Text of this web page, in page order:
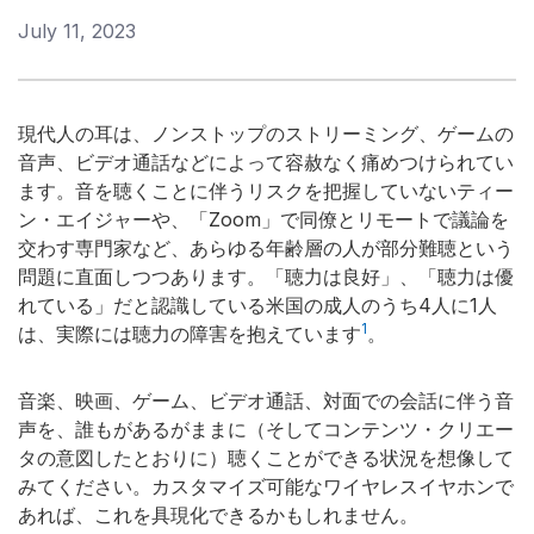
情熱です。アストン・ビジネス・スクールで経営学の
エグゼクティブ修士号の取得に取り組んでいます。
詳細を閉じる
July 11, 2023
現代人の耳は、ノンストップのストリーミング、ゲームの
音声、ビデオ通話などによって容赦なく痛めつけられてい
ます。音を聴くことに伴うリスクを把握していないティー
ン・エイジャーや、「Zoom」で同僚とリモートで議論を
交わす専門家など、あらゆる年齢層の人が部分難聴という
問題に直面しつつあります。「聴力は良好」、「聴力は優
れている」だと認識している米国の成人のうち4人に1人
は、実際には聴力の障害を抱えています1。
音楽、映画、ゲーム、ビデオ通話、対面での会話に伴う音
声を、誰もがあるがままに（そしてコンテンツ・クリエー
タの意図したとおりに）聴くことができる状況を想像して
みてください。カスタマイズ可能なワイヤレスイヤホンで
あれば、これを具現化できるかもしれません。